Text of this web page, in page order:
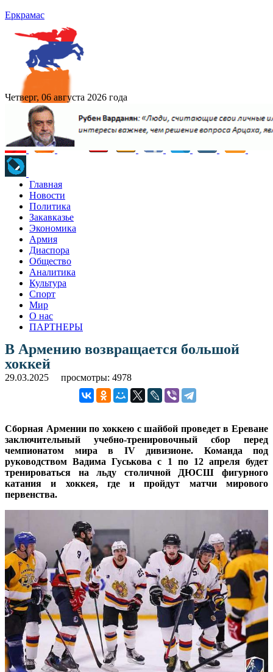
Еркрамас
Четверг, 06 августа 2026 года
Главная
Новости
Политика
Закавказье
Экономика
Армия
Диаспора
Общество
Аналитика
Культура
Спорт
Мир
О нас
ПАРТНЕРЫ
В Армению возвращается большой
хоккей
29.03.2025 просмотры: 4978
Сборная Армении по хоккею с шайбой проведет в Ереване
заключительный учебно-тренировочный сбор перед
чемпионатом мира в IV дивизионе. Команда под
руководством Вадима Гуськова с 1 по 12 апреля будет
тренироваться на льду столичной ДЮСШ фигурного
катания и хоккея, где и пройдут матчи мирового
первенства.